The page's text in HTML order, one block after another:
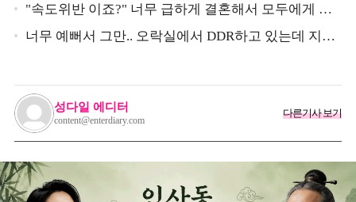
"속도위반 이죠?" 너무 급하게 결혼해서 모두에게 의
심 받았던 스타
너무 예뻐서 그만.. 오락실에서 DDR하고 있는데 지나
성다일 에디터
content@enterdiary.com
다른기사 보기